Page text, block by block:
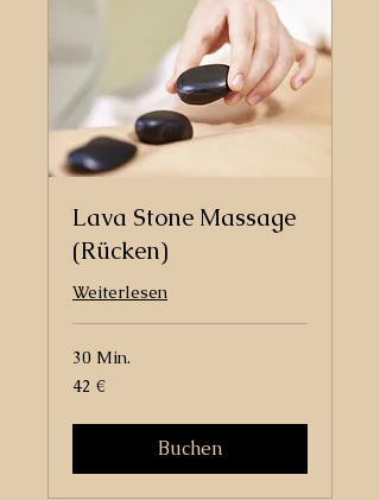
Lava Stone Massage
(Rücken)
Weiterlesen
30 Min.
42
Euro
42 €
Buchen